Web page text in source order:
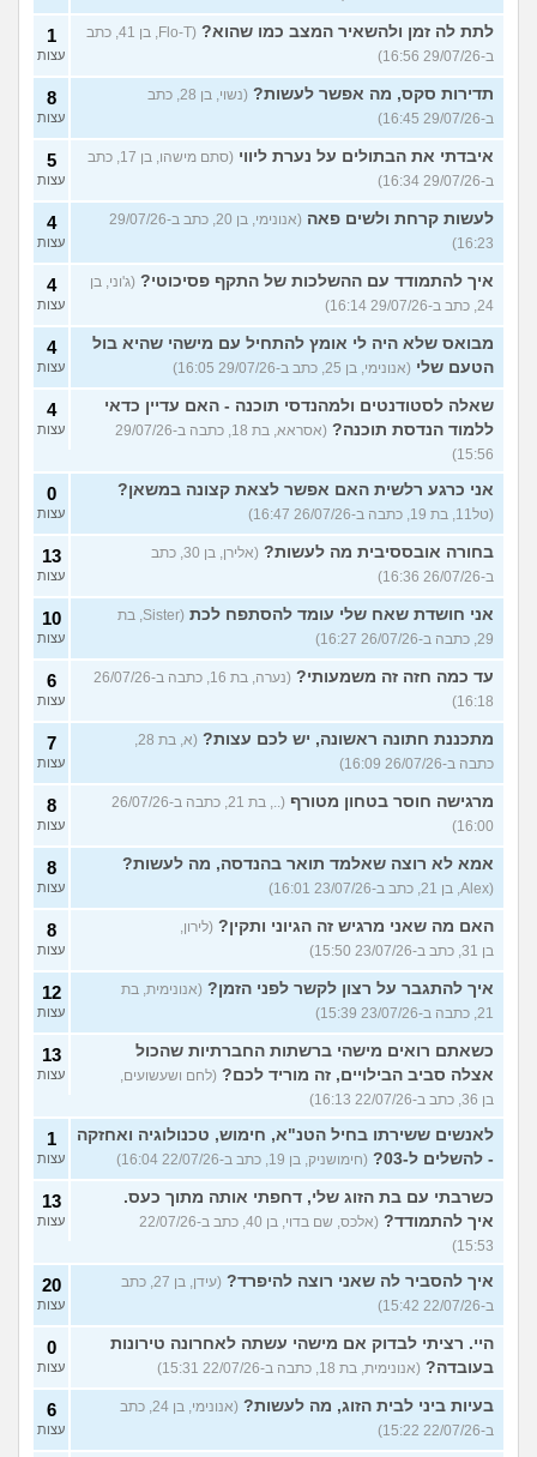
לתת לה זמן ולהשאיר המצב כמו שהוא?
(Flo-T, בן 41, כתב
ב-29/07/26 16:56)
1
עצות
תדירות סקס, מה אפשר לעשות?
(נשוי, בן 28, כתב
ב-29/07/26 16:45)
8
עצות
איבדתי את הבתולים על נערת ליווי
(סתם מישהו, בן 17, כתב
ב-29/07/26 16:34)
5
עצות
לעשות קרחת ולשים פאה
(אנונימי, בן 20, כתב ב-29/07/26
16:23)
4
עצות
איך להתמודד עם ההשלכות של התקף פסיכוטי? (ג'וני, בן
24, כתב ב-29/07/26 16:14)
4
עצות
מבואס שלא היה לי אומץ להתחיל עם מישהי שהיא בול
הטעם שלי (אנונימי, בן 25, כתב ב-29/07/26 16:05)
4
עצות
שאלה לסטודנטים ולמהנדסי תוכנה - האם עדיין כדאי
ללמוד הנדסת תוכנה?
(אסראא, בת 18, כתבה ב-29/07/26
15:56)
4
עצות
אני כרגע רלשית האם אפשר לצאת קצונה במשאן?
(טל11, בת 19, כתבה ב-26/07/26 16:47)
0
עצות
בחורה אובססיבית מה לעשות?
(אלירן, בן 30, כתב
ב-26/07/26 16:36)
13
עצות
אני חושדת שאח שלי עומד להסתפח לכת
(Sister, בת
29, כתבה ב-26/07/26 16:27)
10
עצות
עד כמה חזה זה משמעותי?
(נערה, בת 16, כתבה ב-26/07/26
16:18)
6
עצות
מתכננת חתונה ראשונה, יש לכם עצות?
(א, בת 28,
כתבה ב-26/07/26 16:09)
7
עצות
מרגישה חוסר בטחון מטורף
(.., בת 21, כתבה ב-26/07/26
16:00)
8
עצות
אמא לא רוצה שאלמד תואר בהנדסה, מה לעשות?
(Alex, בן 21, כתב ב-23/07/26 16:01)
8
עצות
האם מה שאני מרגיש זה הגיוני ותקין? (לירון,
בן 31, כתב ב-23/07/26 15:50)
8
עצות
איך להתגבר על רצון לקשר לפני הזמן? (אנונימית, בת
21, כתבה ב-23/07/26 15:39)
12
עצות
כשאתם רואים מישהי ברשתות החברתיות שהכול
אצלה סביב הבילויים, זה מוריד לכם? (לחם ושעשועים,
בן 36, כתב ב-22/07/26 16:13)
13
עצות
לאנשים ששירתו בחיל הטנ"א, חימוש, טכנולוגיה ואחזקה
- להשלים ל-03?
(חימושניק, בן 19, כתב ב-22/07/26 16:04)
1
עצות
כשרבתי עם בת הזוג שלי, דחפתי אותה מתוך כעס.
איך להתמודד?
(אלכס, שם בדוי, בן 40, כתב ב-22/07/26
15:53)
13
עצות
איך להסביר לה שאני רוצה להיפרד?
(עידן, בן 27, כתב
ב-22/07/26 15:42)
20
עצות
היי. רציתי לבדוק אם מישהי עשתה לאחרונה טירונות
בעובדה? (אנונימית, בת 18, כתבה ב-22/07/26 15:31)
0
עצות
בעיות ביני לבית הזוג, מה לעשות?
(אנונימי, בן 24, כתב
ב-22/07/26 15:22)
6
עצות